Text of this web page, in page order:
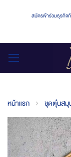
สมัครเข้าร่วมธุรกิจ
หน้าแรก ชุดตุ๋นสมุ
Skip
to
the